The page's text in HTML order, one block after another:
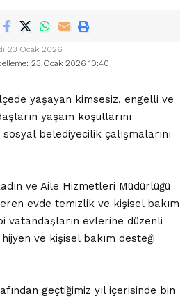
23 Ocak 2026 10:40
23 Ocak 2026
yaşayan kimsesiz, engelli ve
yaşam koşullarını
belediyecilik çalışmalarını
ve Aile Hizmetleri Müdürlüğü
evde temizlik ve kişisel bakım
vatandaşların evlerine düzenli
ve kişisel bakım desteği
geçtiğimiz yıl içerisinde bin